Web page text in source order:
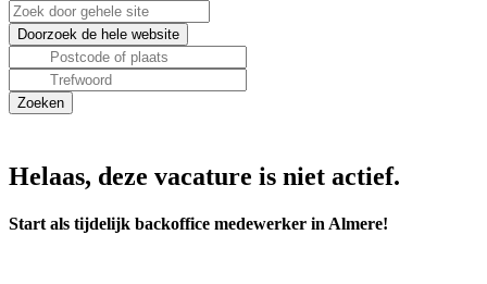
Helaas, deze vacature is niet actief.
Start als tijdelijk backoffice medewerker in Almere!